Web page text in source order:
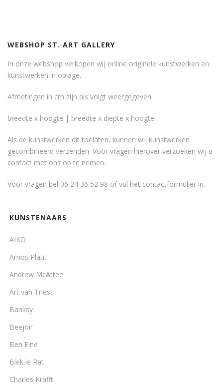
WEBSHOP ST. ART GALLERY
In onze webshop verkopen wij online originele kunstwerken en
kunstwerken in oplage.
Afmetingen in cm zijn als volgt weergegeven:
breedte x hoogte | breedte x diepte x hoogte
Als de kunstwerken dit toelaten, kunnen wij kunstwerken
gecombineerd verzenden. Voor vragen hierover verzoeken wij u
contact met ons op te nemen.
Voor vragen bel 06 24 36 52 98 of vul het contactformulier in.
KUNSTENAARS
AIKO
Amos Plaut
Andrew McAttee
Art van Triest
Banksy
Beejoir
Ben Eine
Blek le Rat
Charles Krafft